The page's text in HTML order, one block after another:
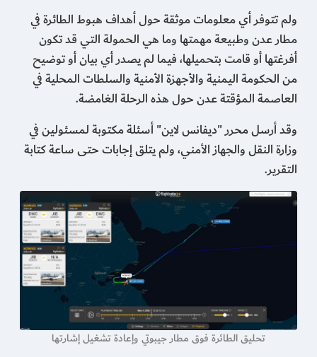
ولم تتوفر أي معلومات موثقة حول أهداف هبوط الطائرة في
مطار عدن وطبيعة مهمتها وما هي الحمولة التي قد تكون
أفرغتها أو قامت بتحميلها، فيما لم يصدر أي بيان أو توضيح
من الحكومة اليمنية والأجهزة الأمنية والسلطات المحلية في
العاصمة المؤقتة عدن حول هذه الرحلة الغامضة.
وقد أرسل محرر "ديفانس لاين" أسئلة مكتوبة لمسئولين في
وزارة النقل والجهاز الأمني، ولم يتلق إجابات حتى ساعة كتابة
التقرير.
تحليق الطائرة فوق مطار جيبوتي وإعادة تشغيل إشارتها